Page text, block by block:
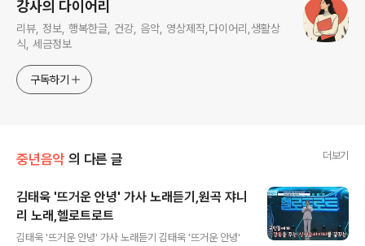
강사의 다이어리
리뷰, 정보, 행복한글, 건강, 음악, 영상제작,다이어리,생활상
식, 세금정보
구독하기
중년음악 의 다른 글 더보기
김태욱 '뜨거운 안녕' 가사 노래듣기,원곡 쟈니
리 노래,헬로트로트
김태욱 '뜨거운 안녕' 가사 노래듣기 김태욱 '뜨거운 안녕'